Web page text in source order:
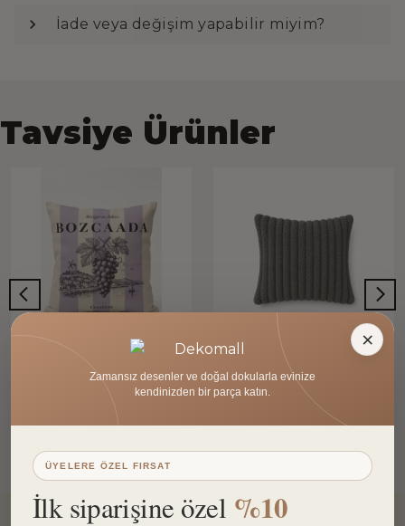
İade veya değişim yapabilir miyim?
Tavsiye Ürünler
Bozcaada Kırlent Kılıfı
₺ 412.99
Dekomall Home & Living
Enzo Fitilli Kırlent Kılıfı - Antrasit
₺ 964.99
×
Zamansız desenler ve doğal dokularla evinize
kendinizden bir parça katın.
ÜYELERE ÖZEL FIRSAT
İlk siparişine özel %10